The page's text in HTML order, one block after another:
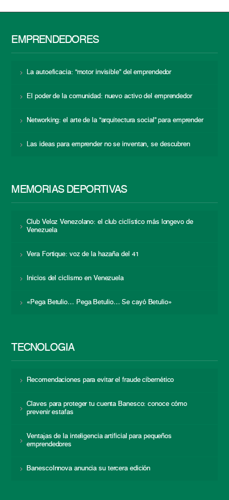
EMPRENDEDORES
La autoeficacia: “motor invisible” del emprendedor
El poder de la comunidad: nuevo activo del emprendedor
Networking: el arte de la “arquitectura social” para emprender
Las ideas para emprender no se inventan, se descubren
MEMORIAS DEPORTIVAS
Club Veloz Venezolano: el club ciclístico más longevo de
Venezuela
Vera Fortique: voz de la hazaña del 41
Inicios del ciclismo en Venezuela
«Pega Betulio… Pega Betulio… Se cayó Betulio»
TECNOLOGÍA
Recomendaciones para evitar el fraude cibernético
Claves para proteger tu cuenta Banesco: conoce cómo
prevenir estafas
Ventajas de la inteligencia artificial para pequeños
emprendedores
BanescoInnova anuncia su tercera edición